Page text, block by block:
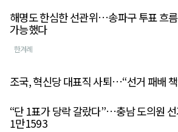
해명도 한심한 선관위…송파구 투표 흐
가능했다
한겨례
조국, 혁신당 대표직 사퇴…“선거 패배
“단 1표가 당락 갈랐다”…충남 도의원
1만1593